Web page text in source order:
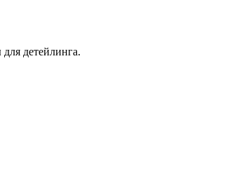
детейлинга.